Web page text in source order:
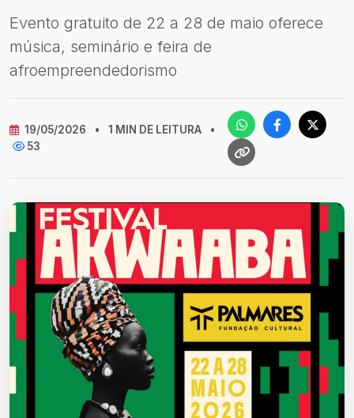
Evento gratuito de 22 a 28 de maio oferece
música, seminário e feira de
afroempreendedorismo
19/05/2026 • 1 MIN DE LEITURA
•
53